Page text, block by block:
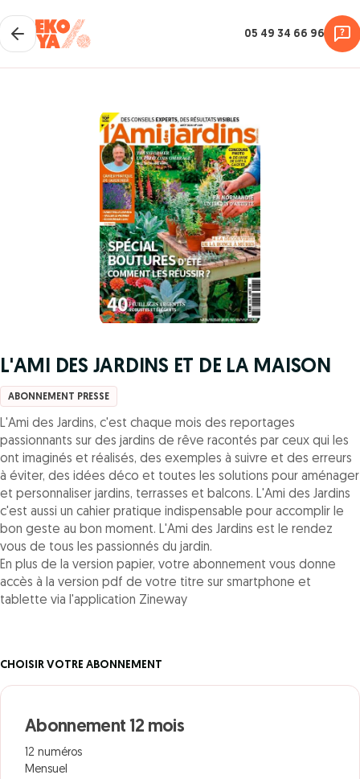
05 49 34 66 96
L'AMI DES JARDINS ET DE LA MAISON
ABONNEMENT PRESSE
L'Ami des Jardins, c'est chaque mois des reportages
passionnants sur des jardins de rêve racontés par ceux qui les
ont imaginés et réalisés, des exemples à suivre et des erreurs
à éviter, des idées déco et toutes les solutions pour aménager
et personnaliser jardins, terrasses et balcons. L'Ami des Jardins
c'est aussi un cahier pratique indispensable pour accomplir le
bon geste au bon moment. L'Ami des Jardins est le rendez
vous de tous les passionnés du jardin.
En plus de la version papier, votre abonnement vous donne
accès à la version pdf de votre titre sur smartphone et
tablette via l'application Zineway
CHOISIR VOTRE ABONNEMENT
Abonnement 12 mois
12 numéros
Mensuel